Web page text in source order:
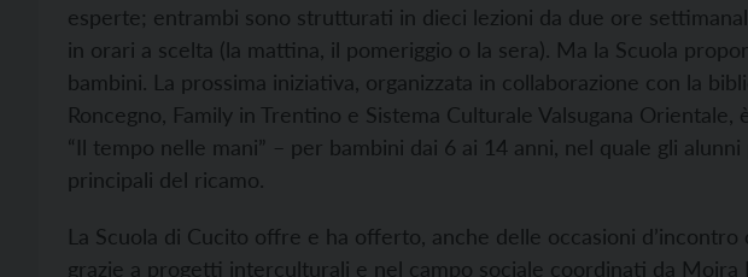
esperte; entrambi sono strutturati in dieci lezioni da due ore
in orari a scelta (la mattina, il pomeriggio o la sera). Ma la Scuola
bambini. La prossima iniziativa, organizzata in collaborazione con la
Roncegno, Family in Trentino e Sistema Culturale Valsugana
“Il tempo nelle mani” – per bambini dai 6 ai 14 anni, nel quale gli
principali del ricamo.
La Scuola di Cucito offre e ha offerto, anche delle occasioni
grazie a progetti interculturali e nel campo sociale coordinati da Moira